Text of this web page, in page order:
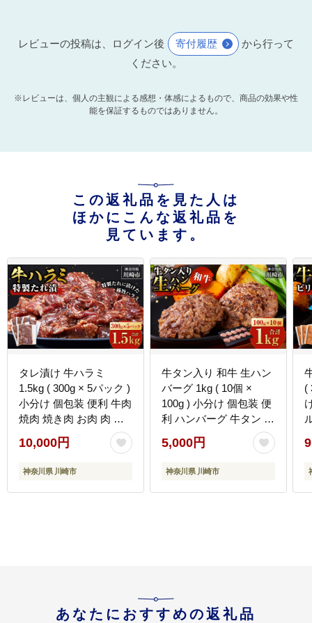
レビューの投稿は、ログイン後 寄付履歴
から行って
ください。
※レビューは、個人の主観による感想・体感によるもので、商品の効果や性
能を保証するものではありません。
この返礼品を見た人は
ほかにこんな返礼品を
見ています。
タレ漬け 牛ハラミ
1.5kg ( 300g × 5パック )
小分け 個包装 便利 牛肉
焼肉 焼き肉 お肉 肉 ハ
ラミ 焼くだけ 冷凍 たれ
味付き BBQ アウトドア
キャンプ 人気 おすすめ
10,000円
神奈川県 川崎市
牛タン入り 和牛 生ハン
バーグ 1kg ( 10個 ×
100g ) 小分け 個包装 便
利 ハンバーグ 牛タン 牛
肉 肉 お肉 タン 焼くだ
け 冷凍 おかず 弁当 お
取り寄せ グルメ 食品 加
奈川 川崎
5,000円
神奈川県 川崎市
(
あなたにおすすめの返礼品